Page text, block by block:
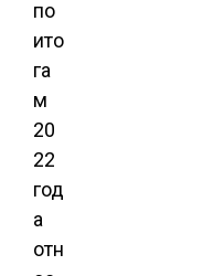
по
ито
га
м
20
22
год
а
отн